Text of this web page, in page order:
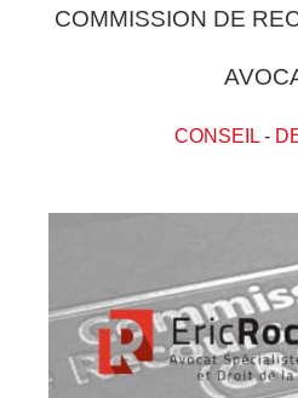
COMMISSION DE
CONSEIL-